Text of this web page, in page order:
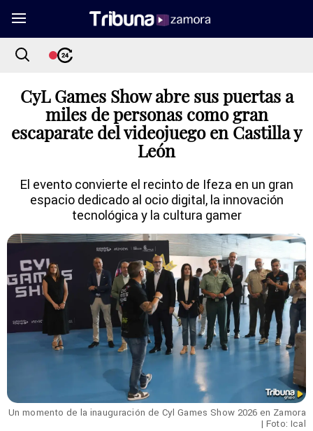
CyL Games Show abre sus puertas a
miles de personas como gran
escaparate del videojuego en Castilla y
León
El evento convierte el recinto de Ifeza en un gran
espacio dedicado al ocio digital, la innovación
tecnológica y la cultura gamer
Un momento de la inauguración de Cyl Games Show 2026 en Zamora
| Foto: Ical